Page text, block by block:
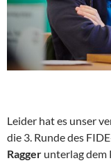
Leider hat es unser
die 3. Runde des
Ragger unterlag dem